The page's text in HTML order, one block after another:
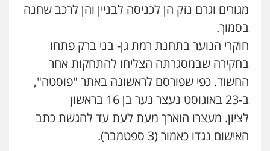
מגורים וגרם נזק הן לכניסה לבניין והן לרכב שחנה
בסמוך.
חוקרי הנוער בתחנת רמת גן- בני ברק פתחו
בחקירה שבמסגרתה הצליחו להתחקות אחר
החשוד. כפי שפורסם לראשונה באתר "פוסטה",
ב-23 באוגוסט נעצר נער בן 16 בראשון
לציון. מעצרו הוארך מעת לעת עד להגשת כתב
האישום נגדו כאמור (3 ספטמבר).